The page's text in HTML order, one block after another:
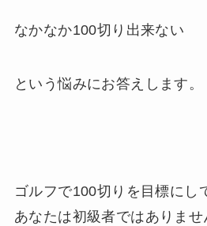
なかなか100切り出来ない
という悩みにお答えします。
ゴルフで100切りを目標にし
あなたは初級者ではありませ